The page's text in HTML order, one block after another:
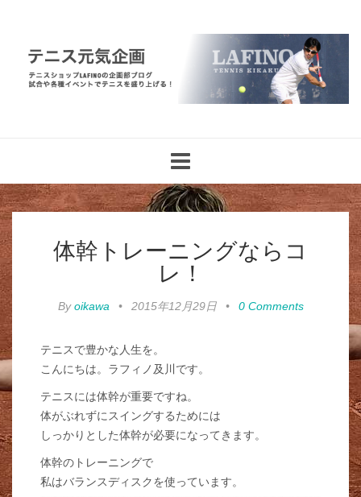
navigation
体幹トレーニングならコ
レ！
Byoikawa • 2015年12月29日 • 0 Comments
テニスで豊かな人生を。
こんにちは。ラフィノ及川です。
テニスには体幹が重要ですね。
体がぶれずにスイングするためには
しっかりとした体幹が必要になってきます。
体幹のトレーニングで
私はバランスディスクを使っています。